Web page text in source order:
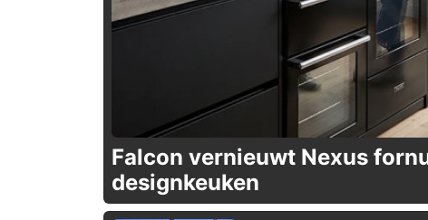
Falcon vernieuwt Nexus
designkeuken